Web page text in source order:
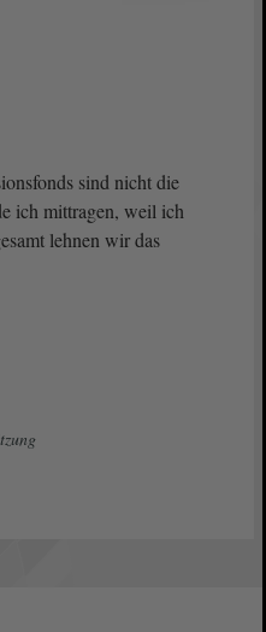
sind nicht die
ich mittragen, weil ich
lehnen wir das